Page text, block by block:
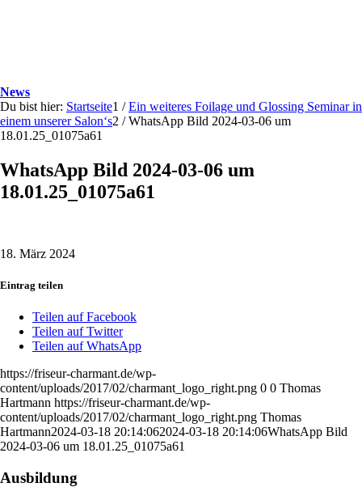
News
Du bist hier: Startseite1 / Ein weiteres Foilage und Glossing Seminar in
einem unserer Salon‘s2 / WhatsApp Bild 2024-03-06 um
18.01.25_01075a61
WhatsApp Bild 2024-03-06 um
18.01.25_01075a61
18. März 2024
Eintrag teilen
Teilen auf Facebook
Teilen auf Twitter
Teilen auf WhatsApp
https://friseur-charmant.de/wp-
content/uploads/2017/02/charmant_logo_right.png 0 0 Thomas
Hartmann https://friseur-charmant.de/wp-
content/uploads/2017/02/charmant_logo_right.png Thomas
Hartmann2024-03-18 20:14:062024-03-18 20:14:06WhatsApp Bild
2024-03-06 um 18.01.25_01075a61
Ausbildung